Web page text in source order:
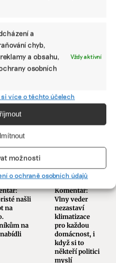
a
chyb,
a obsahu,
osobních
Vždy aktivní
více o těchto účelech
možnosti
o ochraně osobních údajů
našli
na
na
Komentář:
Vlny veder
nezastaví
klimatizace
pro každou
domácnost, i
když si to
někteří politici
myslí